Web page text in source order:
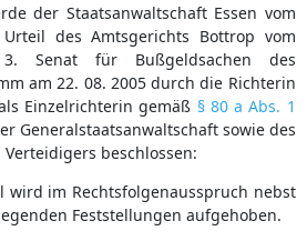
der Staatsanwaltschaft Essen vom
Urteil des Amtsgerichts Bottrop vom
Senat für Bußgeldsachen des
am 22. 08. 2005 durch die Richterin
Einzelrichterin gemäß § 80 a Abs. 1
Generalstaatsanwaltschaft sowie des
beschlossen:
wird im Rechtsfolgenausspruch nebst
Feststellungen aufgehoben.